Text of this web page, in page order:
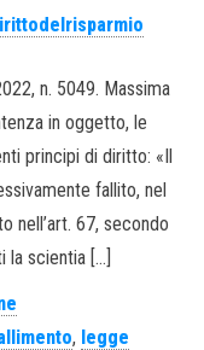
n. 5049. Massima
in oggetto, le
principi di diritto: «Il
fallito, nel
nell’art. 67, secondo
la scientia […]
, legge